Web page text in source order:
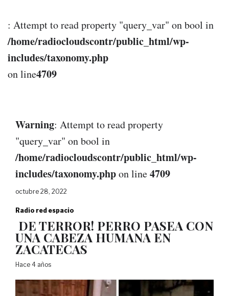
: Attempt to read property "query_var" on bool in
/home/radiocloudscontr/public_html/wp-
includes/taxonomy.php
on line4709
Warning: Attempt to read property
"query_var" on bool in
/home/radiocloudscontr/public_html/wp-
includes/taxonomy.phpon line4709
octubre 28, 2022
Radio red espacio
DE TERROR! PERRO PASEA CON
UNA CABEZA HUMANA EN
ZACATECAS
Hace 4 años